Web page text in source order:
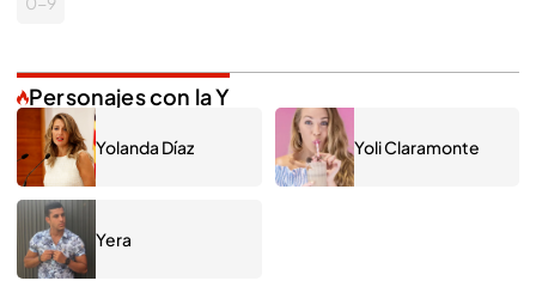
Personajes con la Y
Yolanda Díaz Yoli Claramonte
Yera